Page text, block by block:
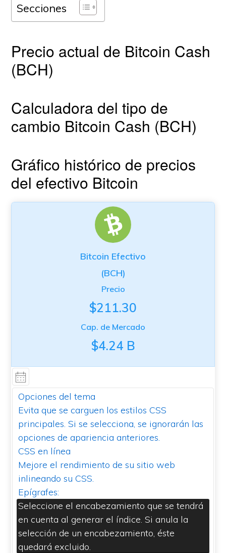
Secciones
Precio actual de Bitcoin Cash
(BCH)
Calculadora del tipo de
cambio Bitcoin Cash (BCH)
Gráfico histórico de precios
del efectivo Bitcoin
Bitcoin Efectivo
(BCH)
Precio
$211.30
Cap. de Mercado
$4.24 B
Opciones del tema
Evita que se carguen los estilos CSS
principales. Si se selecciona, se ignorarán las
opciones de apariencia anteriores.
CSS en línea
Mejore el rendimiento de su sitio web
inlineando su CSS.
Epígrafes:
Seleccione el encabezamiento que se tendrá
en cuenta al generar el índice. Si anula la
selección de un encabezamiento, éste
quedará excluido.